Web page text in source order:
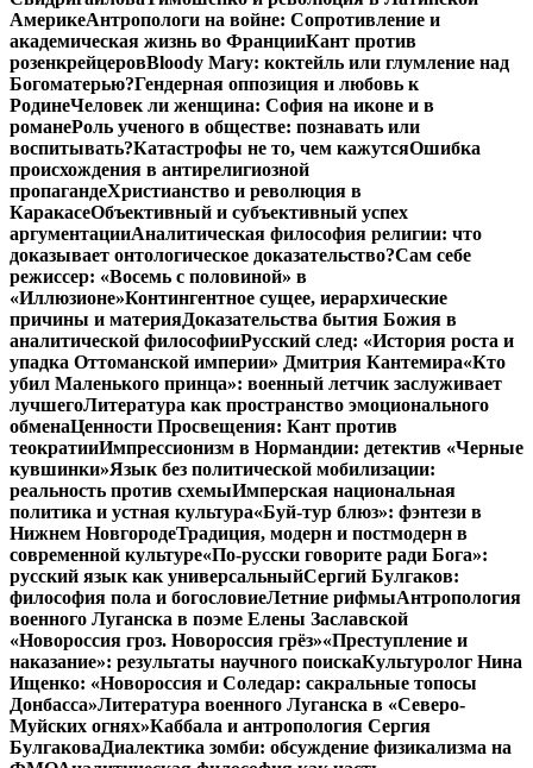
АмерикеАнтропологи на войне: Сопротивление и
академическая жизнь во ФранцииКант против
розенкрейцеровBloody Mary: коктейль или глумление над
Богоматерью?Гендерная оппозиция и любовь к
РодинеЧеловек ли женщина: София на иконе и в
романеРоль ученого в обществе: познавать или
воспитывать?Катастрофы не то, чем кажутсяОшибка
происхождения в антирелигиозной
пропагандеХристианство и революция в
КаракасеОбъективный и субъективный успех
аргументацииАналитическая философия религии: что
доказывает онтологическое доказательство?Сам себе
режиссер: «Восемь с половиной» в
«Иллюзионе»Контингентное сущее, иерархические
причины и материяДоказательства бытия Божия в
аналитической философииРусский след: «История роста и
упадка Оттоманской империи» Дмитрия Кантемира«Кто
убил Маленького принца»: военный летчик заслуживает
лучшегоЛитература как пространство эмоционального
обменаЦенности Просвещения: Кант против
теократииИмпрессионизм в Нормандии: детектив «Черные
кувшинки»Язык без политической мобилизации:
реальность против схемыИмперская национальная
политика и устная культура«Буй-тур блюз»: фэнтези в
Нижнем НовгородеТрадиция, модерн и постмодерн в
современной культуре«По-русски говорите ради Бога»:
русский язык как универсальныйСергий Булгаков:
философия пола и богословиеЛетние рифмыАнтропология
военного Луганска в поэме Елены Заславской
«Новороссия гроз. Новороссия грёз»«Преступление и
наказание»: результаты научного поискаКультуролог Нина
Ищенко: «Новороссия и Соледар: сакральные топосы
Донбасса»Литература военного Луганска в «Северо-
Муйских огнях»Каббала и антропология Сергия
БулгаковаДиалектика зомби: обсуждение физикализма на